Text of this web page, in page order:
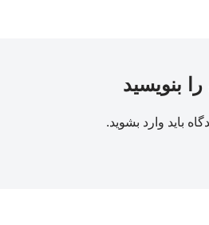
را بنویسید
باید وارد بشوید.